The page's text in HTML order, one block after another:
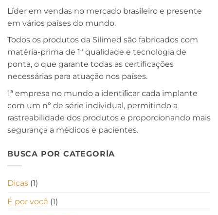
Líder em vendas no mercado brasileiro e presente
em vários países do mundo.
Todos os produtos da Silimed são fabricados com
matéria-prima de 1ª qualidade e tecnologia de
ponta, o que garante todas as certificações
necessárias para atuação nos países.
1ª empresa no mundo a identiﬁcar cada implante
com um nº de série individual, permitindo a
rastreabilidade dos produtos e proporcionando mais
segurança a médicos e pacientes.
BUSCA POR CATEGORÍA
Dicas (1)
É por você (1)